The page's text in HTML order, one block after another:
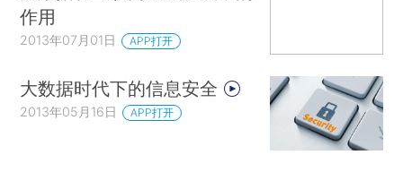
作用
2013年07月01日 APP打开
大数据时代下的信息安全
2013年05月16日 APP打开